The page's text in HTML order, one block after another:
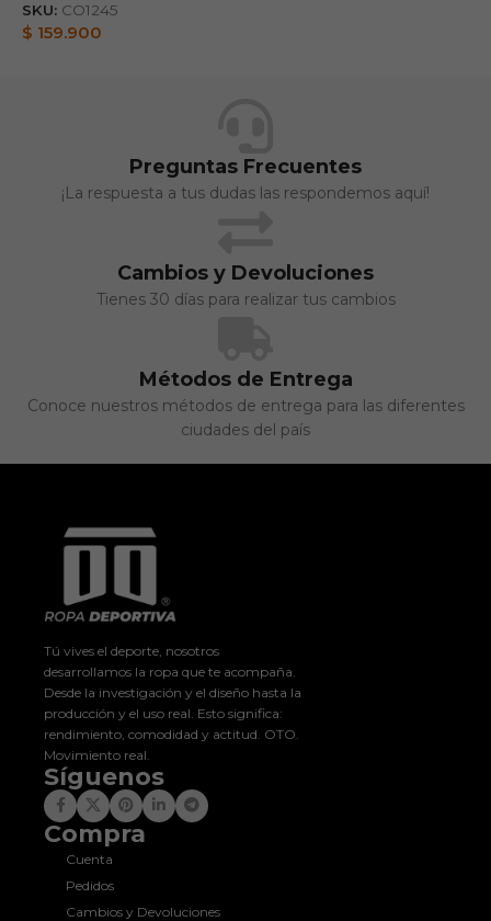
SKU: CO1245
$ 159.900
Preguntas Frecuentes
¡La respuesta a tus dudas las respondemos aquí!
Cambios y Devoluciones
Tienes 30 días para realizar tus cambios
Métodos de Entrega
Conoce nuestros métodos de entrega para las diferentes
ciudades del país
Tú vives el deporte, nosotros
desarrollamos la ropa que te acompaña.
Desde la investigación y el diseño hasta la
producción y el uso real. Esto significa:
rendimiento, comodidad y actitud. OTO.
Movimiento real.
Síguenos
Compra
Cuenta
Pedidos
Cambios y Devoluciones